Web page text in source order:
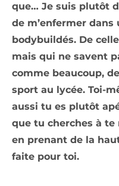
que… Je suis plutôt
de m’enfermer dans
bodybuildés. De
mais qui ne savent
comme beaucoup,
sport au lycée. Toi-
aussi tu es plutôt
que tu cherches à te
en prenant de la
faite pour toi.